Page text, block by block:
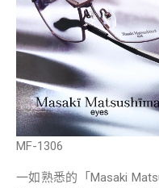
MF-1306
一如熟悉的「Masaki